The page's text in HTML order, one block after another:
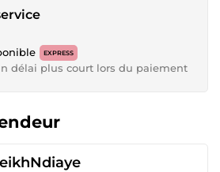
EXPRESS
délai plus court lors du paiement